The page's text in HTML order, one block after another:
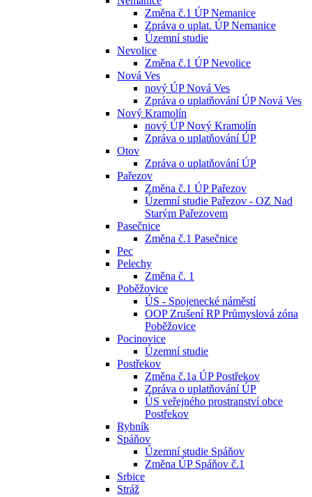
Změna č.1 ÚP Nemanice
Zpráva o uplat. ÚP Nemanice
Územní studie
Nevolice
Změna č.1 ÚP Nevolice
Nová Ves
nový ÚP Nová Ves
Zpráva o uplatňování ÚP Nová Ves
Nový Kramolín
nový ÚP Nový Kramolín
Zpráva o uplatňování ÚP
Otov
Zpráva o uplatňování ÚP
Pařezov
Změna č.1 ÚP Pařezov
Územní studie Pařezov - OZ Nad
Starým Pařezovem
Pasečnice
Změna č.1 Pasečnice
Pec
Pelechy
Změna č. 1
Poběžovice
ÚS - Spojenecké náměstí
OOP Zrušení RP Průmyslová zóna
Poběžovice
Pocinovice
Územní studie
Postřekov
Změna č.1a ÚP Postřekov
Zpráva o uplatňování ÚP
ÚS veřejného prostranství obce
Postřekov
Rybník
Spáňov
Územní studie Spáňov
Změna ÚP Spáňov č.1
Srbice
Stráž